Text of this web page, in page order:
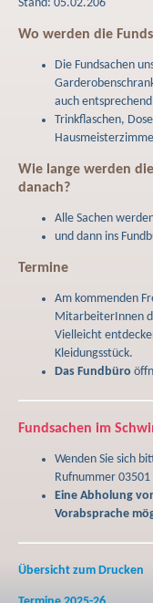
Stand: 05.02.206
Wo werden die
Die Fundsachen
auch
Trinkflaschen,
Wie lange werden
danach?
Alle Sachen
und dann ins
Termine
Am kommenden
MitarbeiterInnen
Vielleicht
Kleidungsstück.
Das Fundbüro
Fundsachen im
Wenden Sie sich
Rufnummer 03501
Eine Abholung
Vorabsprache
Übersicht zum Drucken